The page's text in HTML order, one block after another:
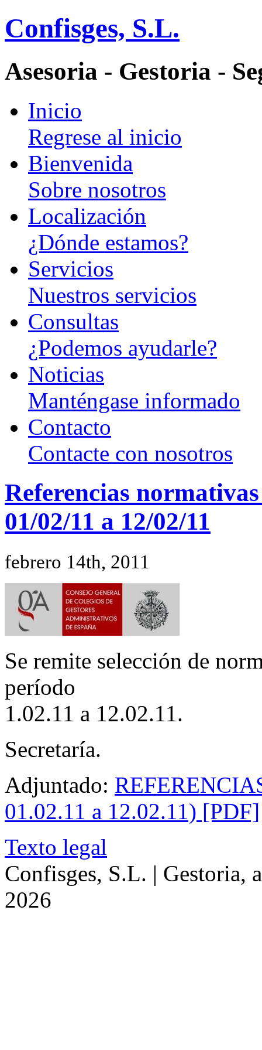
Confisges, S.L.
Asesoria - Gestoria -
Inicio
Regrese al inicio
Bienvenida
Sobre nosotros
Localización
¿Dónde estamos?
Servicios
Nuestros servicios
Consultas
¿Podemos ayudarle?
Noticias
Manténgase informado
Contacto
Contacte con nosotros
Referencias
01/02/11 a 12/02/11
febrero 14th, 2011
Se remite selección de
período
1.02.11 a 12.02.11.
Secretaría.
Adjuntado:
01.02.11 a 12.02.11) [PDF]
Texto legal
Confisges, S.L. | Gestoria,
2026